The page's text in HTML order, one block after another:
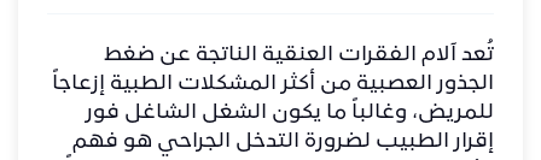
تُعد آلام الفقرات العنقية الناتجة عن ضغط
الجذور العصبية من أكثر المشكلات الطبية إزعاجاً
للمريض، وغالباً ما يكون الشغل الشاغل فور
إقرار الطبيب لضرورة التدخل الجراحي هو فهم